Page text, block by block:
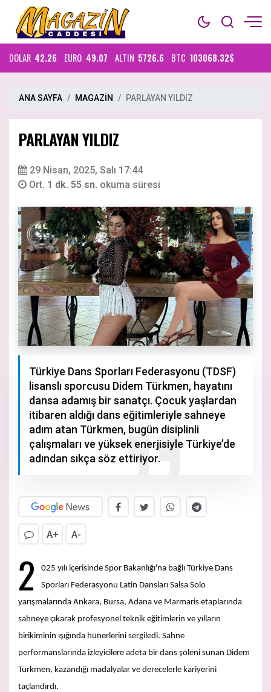
DOLAR 42.26 EURO 49.07 ALTIN 5726.6 BTC 103068.32$
ANA SAYFA MAGAZİN PARLAYAN YILDIZ
PARLAYAN YILDIZ
29 Nisan, 2025, Salı 17:44
Ort. 1 dk. 55 sn. okuma süresi
Türkiye Dans Sporları Federasyonu (TDSF)
lisanslı sporcusu Didem Türkmen, hayatını
dansa adamış bir sanatçı. Çocuk yaşlardan
itibaren aldığı dans eğitimleriyle sahneye
adım atan Türkmen, bugün disiplinli
çalışmaları ve yüksek enerjisiyle Türkiye’de
adından sıkça söz ettiriyor.
A+ A-
2
025 yılı içerisinde Spor Bakanlığı'na bağlı Türkiye Dans
Sporları Federasyonu Latin Dansları Salsa Solo
yarışmalarında Ankara, Bursa, Adana ve Marmaris etaplarında
sahneye çıkarak profesyonel teknik eğitimlerin ve yılların
birikiminin ışığında hünerlerini sergiledi. Sahne
performanslarında izleyicilere adeta bir dans şöleni sunan Didem
Türkmen, kazandığı madalyalar ve derecelerle kariyerini
taçlandırdı.